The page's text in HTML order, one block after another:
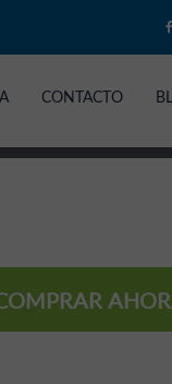
CONTACTO